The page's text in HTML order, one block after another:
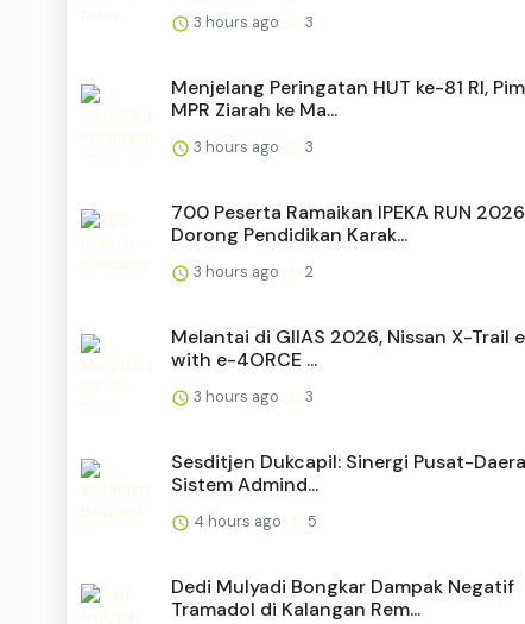
3 hours ago 3
Menjelang Peringatan HUT ke-81 RI,
MPR Ziarah ke Ma...
3 hours ago 3
700 Peserta Ramaikan IPEKA RUN
Dorong Pendidikan Karak...
3 hours ago 2
Melantai di GIIAS 2026, Nissan X-Trail
with e-4ORCE ...
3 hours ago 3
Sesditjen Dukcapil: Sinergi Pusat-
Sistem Admind...
4 hours ago 5
Dedi Mulyadi Bongkar Dampak Negatif
Tramadol di Kalangan Rem...